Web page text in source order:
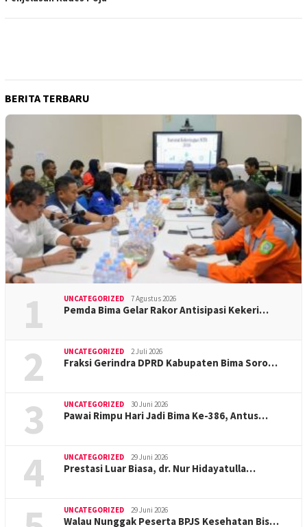
BERITA TERBARU
1 UNCATEGORIZED 7 Agustus 2026
Pemda Bima Gelar Rakor Antisipasi Kekeri…
2 UNCATEGORIZED 2 Juli 2026
Fraksi Gerindra DPRD Kabupaten Bima Soro…
3 UNCATEGORIZED 30 Juni 2026
Pawai Rimpu Hari Jadi Bima Ke-386, Antus…
4 UNCATEGORIZED 29 Juni 2026
Prestasi Luar Biasa, dr. Nur Hidayatulla…
UNCATEGORIZED 29 Juni 2026
Walau Nunggak Peserta BPJS Kesehatan Bis…